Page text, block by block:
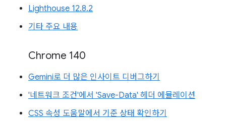
Lighthouse 12.8.2
기타 주요 내용
Chrome 140
Gemini로 더 많은 인사이트 디버그하기
'네트워크 조건'에서 'Save-Data' 헤더 에뮬레이션
CSS 속성 도움말에서 기준 상태 확인하기